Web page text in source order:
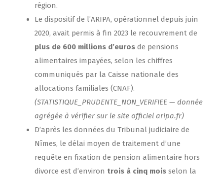
région.
Le dispositif de l’ARIPA, opérationnel depuis juin
2020, avait permis à fin 2023 le recouvrement de
plus de 600 millions d’euros de pensions
alimentaires impayées, selon les chiffres
communiqués par la Caisse nationale des
allocations familiales (CNAF).
(STATISTIQUE_PRUDENTE_NON_VERIFIEE — donnée
agrégée à vérifier sur le site officiel aripa.fr)
D’après les données du Tribunal judiciaire de
Nîmes, le délai moyen de traitement d’une
requête en fixation de pension alimentaire hors
divorce est d’environ trois à cinq mois selon la